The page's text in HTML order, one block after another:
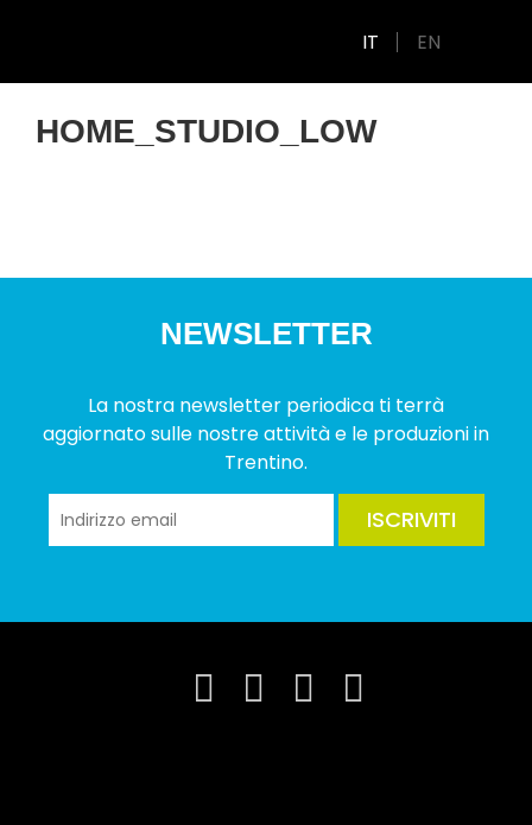
IT EN
HOME_STUDIO_LOW
NEWSLETTER
La nostra newsletter periodica ti terrà
aggiornato sulle nostre attività e le produzioni in
Trentino.
ISCRIVITI